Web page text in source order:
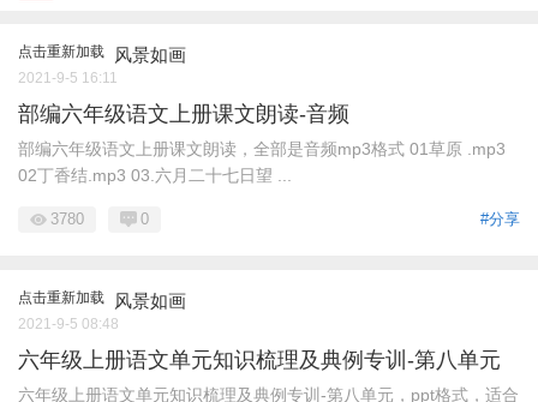
点击重新加载 风景如画
2021-9-5 16:11
部编六年级语文上册课文朗读-音频
部编六年级语文上册课文朗读，全部是音频mp3格式 01草原 .mp3
02丁香结.mp3 03.六月二十七日望 ...
#分享
3780 0
点击重新加载 风景如画
2021-9-5 08:48
六年级上册语文单元知识梳理及典例专训-第八单元
六年级上册语文单元知识梳理及典例专训-第八单元，ppt格式，适合